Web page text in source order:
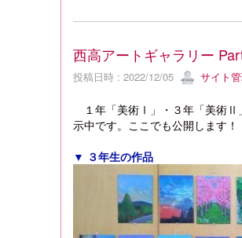
西高アートギャラリー
投稿日時 : 2022/12/05 サイト
１年「美術Ⅰ」・３年「美術Ⅱ
示中です。ここでも公開します！
▼ ３年生の作品